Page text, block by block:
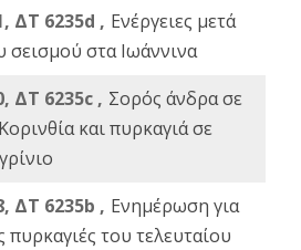
ΔΤ 6235d , Ενέργειες μετά
στα Ιωάννινα
ΔΤ 6235c , Σορός άνδρα σε
και πυρκαγιά σε
ΔΤ 6235b , Ενημέρωση για
πυρκαγιές του τελευταίου